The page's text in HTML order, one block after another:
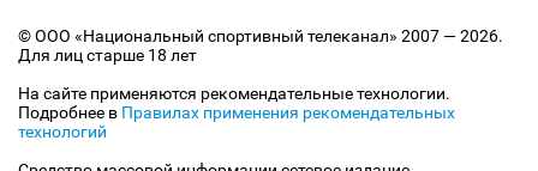
© ООО «Национальный спортивный телеканал» 2007 — 2026.
Для лиц старше 18 лет
На сайте применяются рекомендательные технологии.
Подробнее в Правилах применения рекомендательных
технологий